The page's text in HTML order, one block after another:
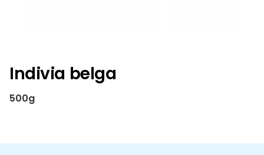
Indivia belga
500g